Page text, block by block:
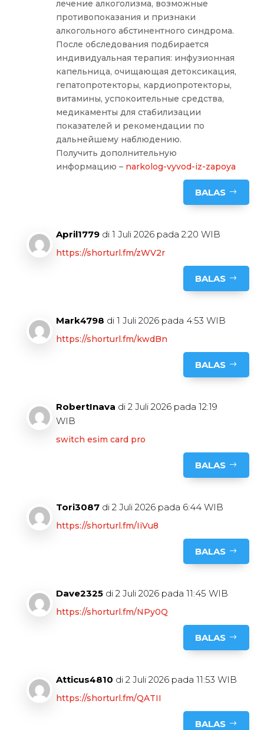
лечение алкоголизма, возможные
противопоказания и признаки
алкогольного абстинентного синдрома.
После обследования подбирается
индивидуальная терапия: инфузионная
капельница, очищающая детоксикация,
гепатопротекторы, кардиопротекторы,
витамины, успокоительные средства,
медикаменты для стабилизации
показателей и рекомендации по
дальнейшему наблюдению.
Получить дополнительную
информацию – narkolog-vyvod-iz-zapoya
BALAS
April1779 di 1 Juli 2026 pada 2:20 WIB
https://shorturl.fm/zWV2r
BALAS
Mark4798 di 1 Juli 2026 pada 4:53 WIB
https://shorturl.fm/kwdBn
BALAS
RobertInava di 2 Juli 2026 pada 12:19
WIB
switch esim card pro
BALAS
Tori3087 di 2 Juli 2026 pada 6:44 WIB
https://shorturl.fm/IiVu8
BALAS
Dave2325 di 2 Juli 2026 pada 11:45 WIB
https://shorturl.fm/NPy0Q
BALAS
Atticus4810 di 2 Juli 2026 pada 11:53 WIB
https://shorturl.fm/QATII
BALAS